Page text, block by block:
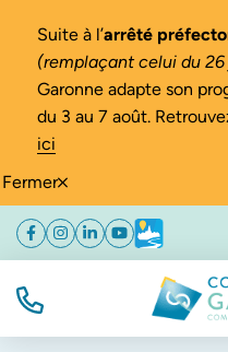
Fermer
Suite à l’arrêté
(remplaçant celui du
Garonne adapte son
du 3 au 7 août.
ici
Aller
navigation
Aller
au
Aller
au
de
Facebook
(ouverture dans un nouvel
Instagram
(ouverture dans un
Linkedin
(ouverture dans un
YouTube
(ouverture dans
Météo
(ouverture
TÉL.